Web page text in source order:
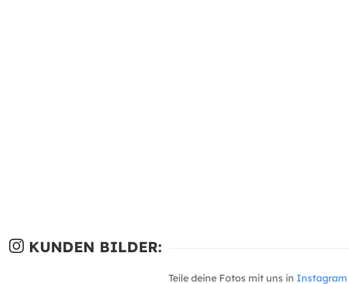
KUNDEN BILDER:
Teile deine Fotos mit uns in Instagram